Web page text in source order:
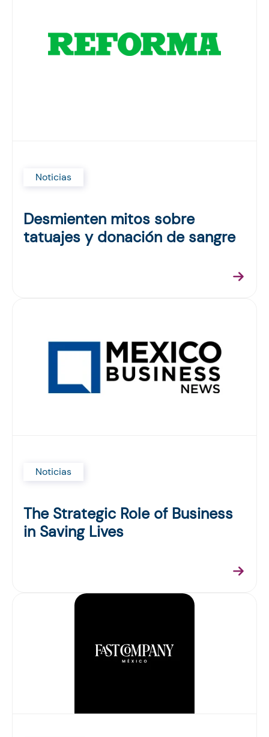
Noticias
Desmienten mitos sobre
tatuajes y donación de sangre
Noticias
The Strategic Role of Business
in Saving Lives